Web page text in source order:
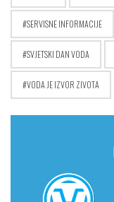
SERVISNE INFORMACIJE
SVJETSKI DAN VODA
VODA JE IZVOR ZIVOTA